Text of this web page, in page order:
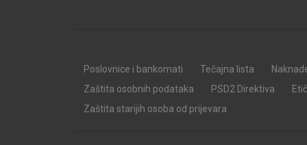
Poslovnice i bankomati Tečajna lista
Zaštita osobnih podataka
PSD2 Direktiva
Zaštita starijih osoba od prijevara